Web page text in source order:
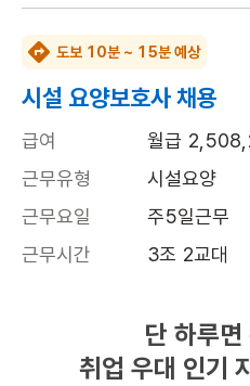
도보 10분 ~ 15분 예상
시설 요양보호사 채용
급여
월급
근무유형
시설요양
근무요일
주5일근무
근무시간
3조 2교대
일자
등록
단 하루
취업 우대 인기